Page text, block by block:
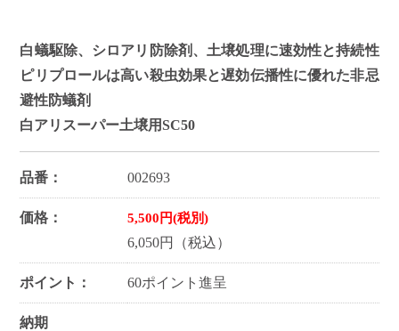
白蟻駆除、シロアリ防除剤、土壌処理に速効性と持続性
ピリプロールは高い殺虫効果と遅効伝播性に優れた非忌
避性防蟻剤
白アリスーパー土壌用SC50
品番： 002693
価格： 5,500円(税別)
6,050円（税込）
ポイント： 60ポイント進呈
納期